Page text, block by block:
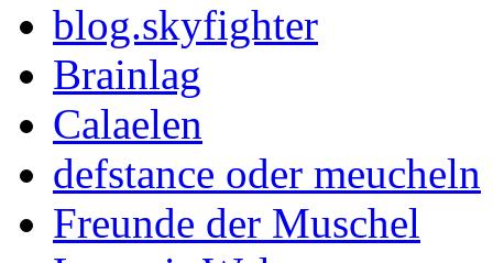
blog.skyfighter
Brainlag
Calaelen
defstance oder meucheln
Freunde der Muschel